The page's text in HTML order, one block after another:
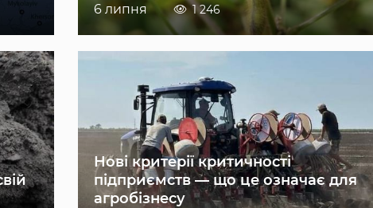
6 липня 1 246
Нові критерії критичності
підприємств — що це означає для
агробізнесу